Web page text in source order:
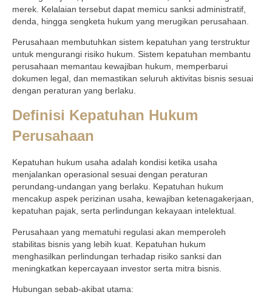
merek. Kelalaian tersebut dapat memicu sanksi administratif,
denda, hingga sengketa hukum yang merugikan perusahaan.
Perusahaan membutuhkan sistem kepatuhan yang terstruktur
untuk mengurangi risiko hukum. Sistem kepatuhan membantu
perusahaan memantau kewajiban hukum, memperbarui
dokumen legal, dan memastikan seluruh aktivitas bisnis sesuai
dengan peraturan yang berlaku.
Definisi Kepatuhan Hukum
Perusahaan
Kepatuhan hukum usaha adalah kondisi ketika usaha
menjalankan operasional sesuai dengan peraturan
perundang‑undangan yang berlaku. Kepatuhan hukum
mencakup aspek perizinan usaha, kewajiban ketenagakerjaan,
kepatuhan pajak, serta perlindungan kekayaan intelektual.
Perusahaan yang mematuhi regulasi akan memperoleh
stabilitas bisnis yang lebih kuat. Kepatuhan hukum
menghasilkan perlindungan terhadap risiko sanksi dan
meningkatkan kepercayaan investor serta mitra bisnis.
Hubungan sebab-akibat utama: